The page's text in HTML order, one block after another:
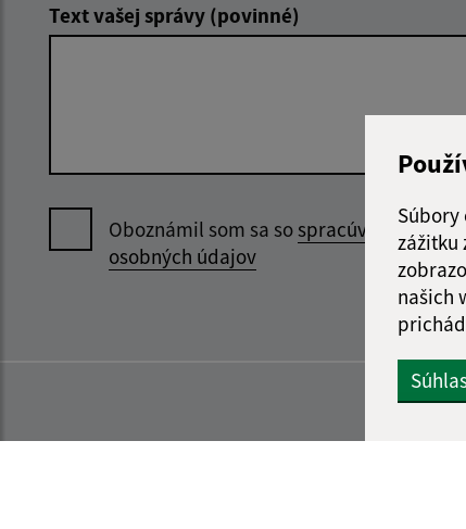
Súbory
zážitku
našich
Text vašej správy (povinné)
Oboznámil som sa sospracúvaním
osobných údajov